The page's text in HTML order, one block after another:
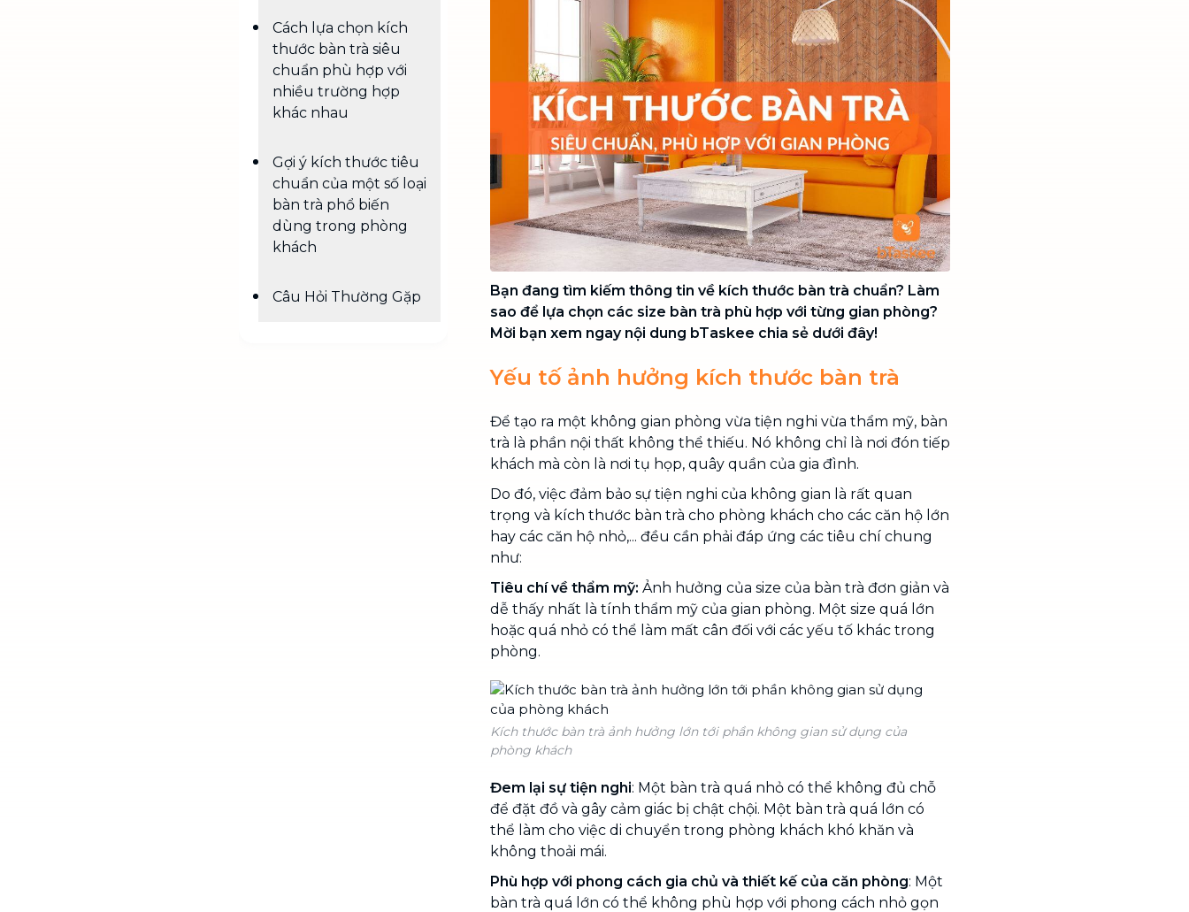
dẹp nơi đi nơi đến
Vệ sinh công nghiệp NEW
Vệ sinh chuyên nghiệp cho văn
phòng, nhà xưởng, công trình lớn
Cách lựa chọn kích
thước bàn trà siêu
chuẩn phù hợp với
nhiều trường hợp
khác nhau
Gợi ý kích thước tiêu
chuẩn của một số loại
bàn trà phổ biến
dùng trong phòng
khách
Câu Hỏi Thường Gặp
Bạn đang tìm kiếm thông tin về kích thước bàn trà chuẩn? Làm
sao để lựa chọn các size bàn trà phù hợp với từng gian phòng?
Mời bạn xem ngay nội dung bTaskee chia sẻ dưới đây!
Yếu tố ảnh hưởng kích thước bàn trà
Để tạo ra một không gian phòng vừa tiện nghi vừa thẩm mỹ, bàn
trà là phần nội thất không thể thiếu. Nó không chỉ là nơi đón tiếp
khách mà còn là nơi tụ họp, quây quần của gia đình.
Do đó, việc đảm bảo sự tiện nghi của không gian là rất quan
trọng và kích thước bàn trà cho phòng khách cho các căn hộ lớn
hay các căn hộ nhỏ,... đều cần phải đáp ứng các tiêu chí chung
như:
Tiêu chí về thẩm mỹ: Ảnh hưởng của size của bàn trà đơn giản và
dễ thấy nhất là tính thẩm mỹ của gian phòng. Một size quá lớn
hoặc quá nhỏ có thể làm mất cân đối với các yếu tố khác trong
phòng.
Kích thước bàn trà ảnh hưởng lớn tới phần không gian sử dụng của
phòng khách
Đem lại sự tiện nghi: Một bàn trà quá nhỏ có thể không đủ chỗ
để đặt đồ và gây cảm giác bị chật chội. Một bàn trà quá lớn có
thể làm cho việc di chuyển trong phòng khách khó khăn và
không thoải mái.
Phù hợp với phong cách gia chủ và thiết kế của căn phòng: Một
bàn trà quá lớn có thể không phù hợp với phong cách nhỏ gọn